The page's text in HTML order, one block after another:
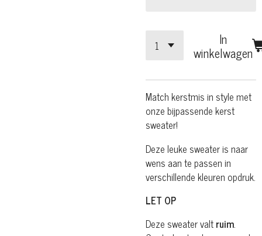
In
winkelwagen
Match kerstmis in style met
onze bijpassende kerst
sweater!
Deze leuke sweater is naar
wens aan te passen in
verschillende kleuren opdruk.
LET OP
Deze sweater valtruim.